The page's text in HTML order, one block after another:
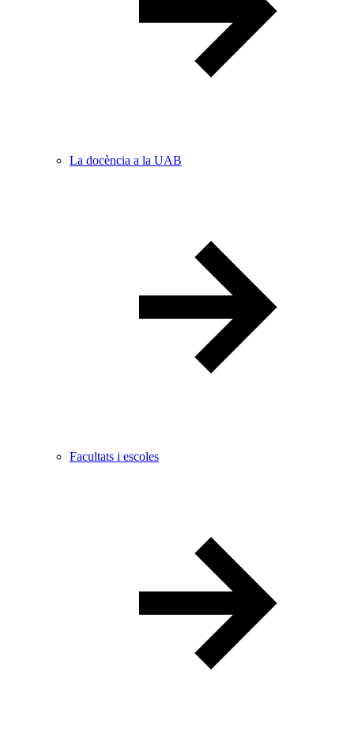
La docència a la UAB
Facultats i escoles